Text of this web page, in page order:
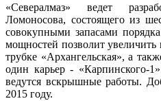
«Севералмаз» ведет
Ломоносова, состоящего из
совокупными запасами
мощностей позволит
трубке «Архангельская», а
один карьер - «Карпинского-
ведутся вскрышные работы.
2015 году.